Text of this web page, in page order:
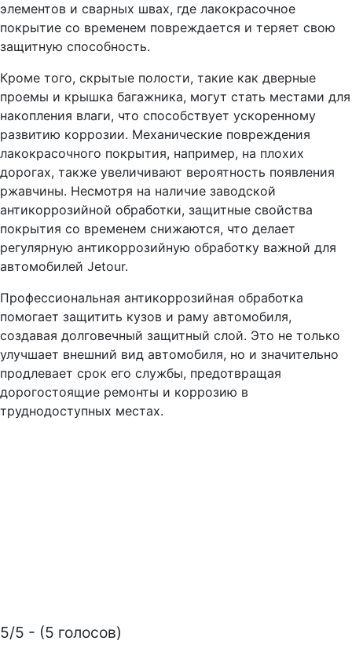
элементов и сварных швах, где лакокрасочное
покрытие со временем повреждается и теряет свою
защитную способность.
Кроме того, скрытые полости, такие как дверные
проемы и крышка багажника, могут стать местами для
накопления влаги, что способствует ускоренному
развитию коррозии. Механические повреждения
лакокрасочного покрытия, например, на плохих
дорогах, также увеличивают вероятность появления
ржавчины. Несмотря на наличие заводской
антикоррозийной обработки, защитные свойства
покрытия со временем снижаются, что делает
регулярную антикоррозийную обработку важной для
автомобилей Jetour.
Профессиональная антикоррозийная обработка
помогает защитить кузов и раму автомобиля,
создавая долговечный защитный слой. Это не только
улучшает внешний вид автомобиля, но и значительно
продлевает срок его службы, предотвращая
дорогостоящие ремонты и коррозию в
труднодоступных местах.
5/5 - (5 голосов)